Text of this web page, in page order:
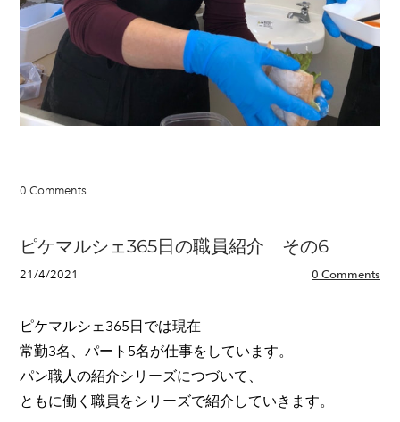
0 Comments
ピケマルシェ365日の職員紹介 その6
21/4/2021 0 Comments
ピケマルシェ365日では現在
常勤3名、パート5名が仕事をしています。
パン職人の紹介シリーズにつづいて、
​ともに働く職員をシリーズで紹介していきます。